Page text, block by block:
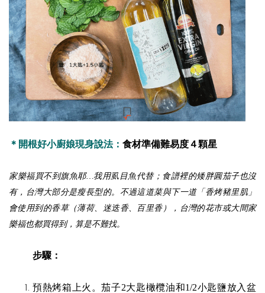
＊開根好小廚娘現身說法： 食材準備難易度４顆星
家樂福買不到旗魚耶…我用虱目魚代替；食譜裡的矮胖圓茄子也沒
有，台灣大部分是瘦長型的。不過這道菜與下一道「香烤豬里肌」
會使用到的香草（薄荷、迷迭香、百里香），台灣的花市或大間家
樂福也都買得到，算是不難找。
步驟：
預熱烤箱上火。茄子2大匙橄欖油和1/2小匙鹽放入盆